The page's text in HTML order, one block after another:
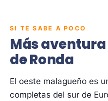
SI TE SABE A POCO
Más
de Ronda
El oeste malagueño es
completas del sur de